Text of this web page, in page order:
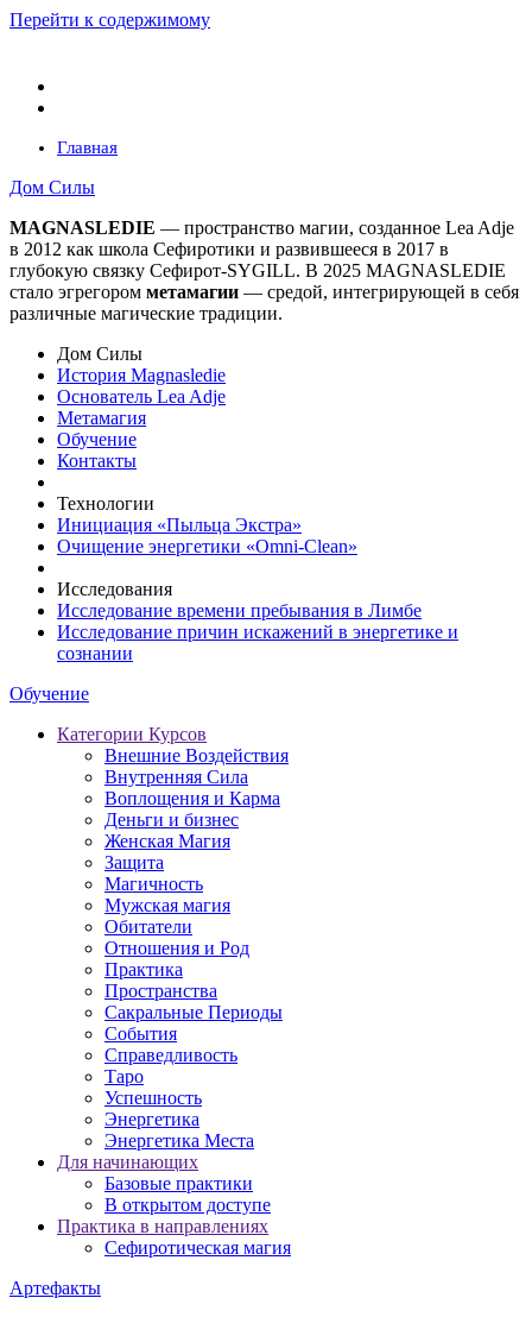
Перейти к содержимому
Главная
Дом Силы
MAGNASLEDIE — пространство магии, созданное Lea Adje
в 2012 как школа Сефиротики и развившееся в 2017 в
глубокую связку Сефирот-SYGILL. В 2025 MAGNASLEDIE
стало эгрегором метамагии — средой, интегрирующей в себя
различные магические традиции.
Дом Силы
История Magnasledie
Основатель Lea Adje
Метамагия
Обучение
Контакты
Технологии
Инициация «Пыльца Экстра»
Очищение энергетики «Omni-Clean»
Исследования
Исследование времени пребывания в Лимбе
Исследование причин искажений в энергетике и
сознании
Обучение
Категории Курсов
Внешние Воздействия
Внутренняя Сила
Воплощения и Карма
Деньги и бизнес
Женская Магия
Защита
Магичность
Мужская магия
Обитатели
Отношения и Род
Практика
Пространства
Сакральные Периоды
События
Справедливость
Таро
Успешность
Энергетика
Энергетика Места
Для начинающих
Базовые практики
В открытом доступе
Практика в направлениях
Сефиротическая магия
Артефакты